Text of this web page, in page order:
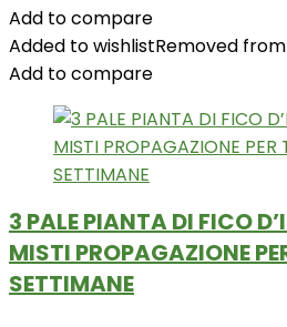
Add to compare
Added to wishlistRemoved
Add to compare
3 PALE PIANTA DI FICO
MISTI PROPAGAZIONE
SETTIMANE